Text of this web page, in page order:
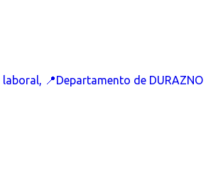
📍Departamento de DURAZNO